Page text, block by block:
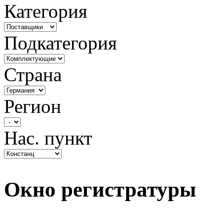
Категория
Подкатегория
Страна
Регион
Нас. пункт
Окно регистратуры